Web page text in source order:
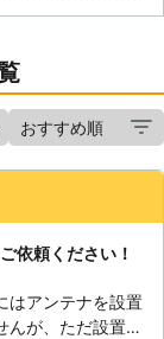
依頼ください！
はアンテナを設置
んが、ただ設置す